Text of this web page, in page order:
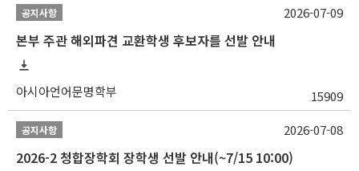
공지사항
본부 주관 해외파견 교환학생 후보자를 선발 안내
아시아언어문명학부 15909
2026-07-09
공지사항
2026-2 청합장학회 장학생 선발 안내(~7/15 10:00)
2026-07-08